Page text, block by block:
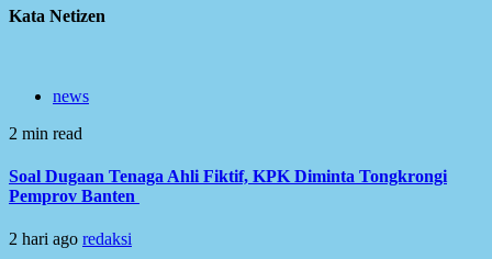
Kata Netizen
news
2 min read
Soal Dugaan Tenaga Ahli Fiktif, KPK Diminta Tongkrongi
Pemprov Banten
2 hari ago redaksi